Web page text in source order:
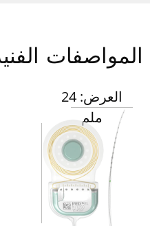
الفنية
العرض: 24
ملم